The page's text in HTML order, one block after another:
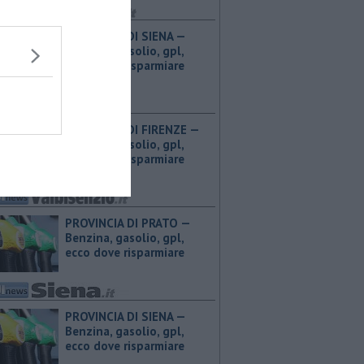
PROVINCIA DI SIENA — ​
Benzina, gasolio, gpl,
ecco dove risparmiare
PROVINCIA DI FIRENZE — ​
Benzina, gasolio, gpl,
ecco dove risparmiare
PROVINCIA DI PRATO — ​
Benzina, gasolio, gpl,
ecco dove risparmiare
PROVINCIA DI SIENA — ​
Benzina, gasolio, gpl,
ecco dove risparmiare